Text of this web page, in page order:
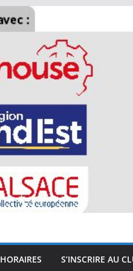
HORAIRES S’INSCRIRE AU